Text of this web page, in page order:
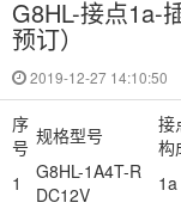
G8HL-接点1a-
预订）
2019-12-27 14:10:50
序
号 规格型号
接
构
1
G8HL-1A4T-R
DC12V
1a